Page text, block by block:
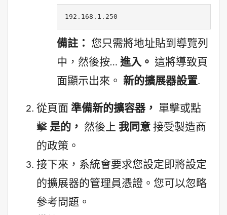
192.168.1.250
備註：
您只需將地址貼到導覽列
中，然後按… 進入。 這將導致頁
面顯示出來。 新的擴展器設置.
從頁面 準備新的擴容器，
單擊或點
擊 是的， 然後上 我同意 接受製造商
的政策。
接下來，系統會要求您設定即將設定
的擴展器的管理員憑證。您可以忽略
參考問題。